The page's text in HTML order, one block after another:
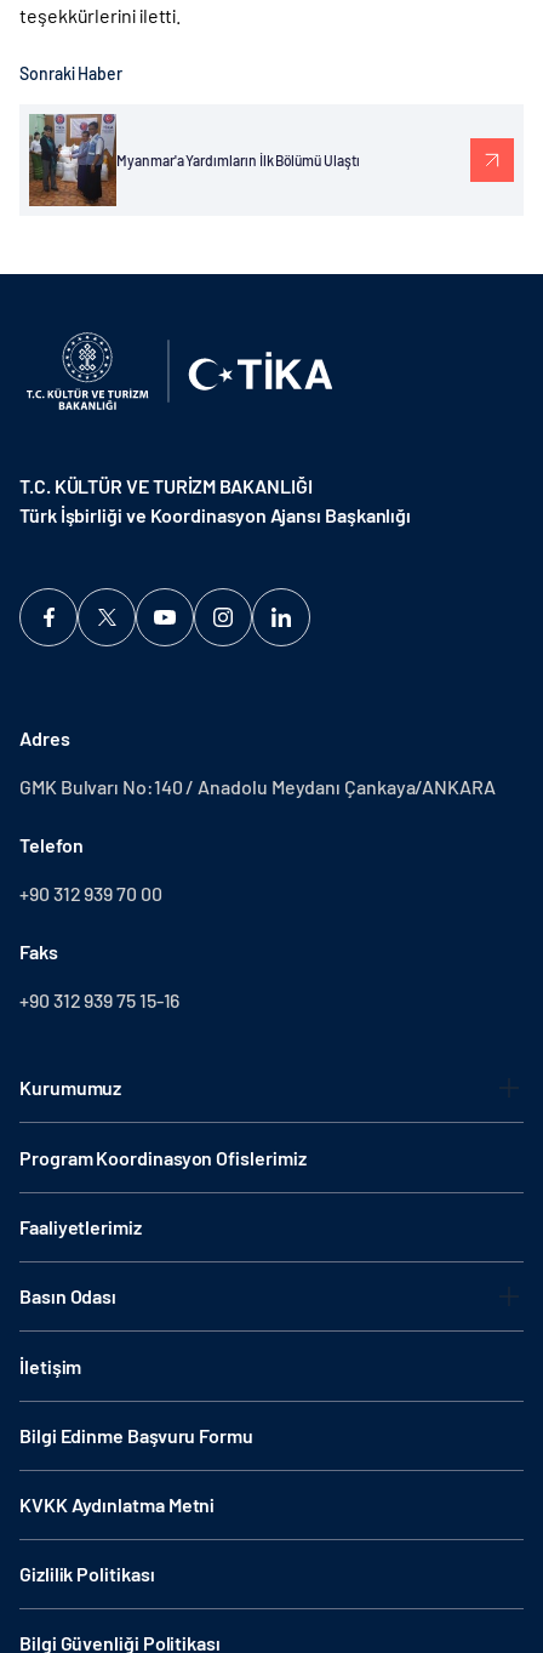
teşekkürlerini iletti.
Sonraki Haber
Myanmar'a Yardımların İlk Bölümü Ulaştı
T.C. KÜLTÜR VE TURİZM BAKANLIĞI
Türk İşbirliği ve Koordinasyon Ajansı Başkanlığı
Adres
GMK Bulvarı No:140 / Anadolu Meydanı Çankaya/ANKARA
Telefon
+90 312 939 70 00
Faks
+90 312 939 75 15-16
Kurumumuz
Program Koordinasyon Ofislerimiz
Faaliyetlerimiz
Basın Odası
İletişim
Bilgi Edinme Başvuru Formu
KVKK Aydınlatma Metni
Gizlilik Politikası
Bilgi Güvenliği Politikası